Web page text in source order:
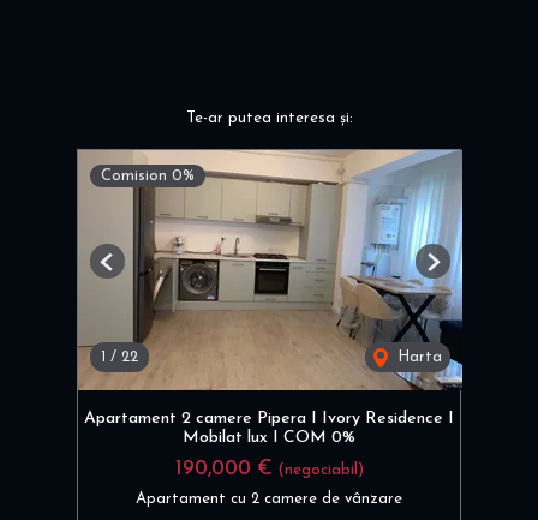
Te-ar putea interesa și:
Comision 0%
/ 22 Harta
Previous Next
Apartament 2 camere Pipera I Ivory Residence I
Mobilat lux I COM 0%
190,000 € (negociabil)
Apartament cu 2 camere de vânzare